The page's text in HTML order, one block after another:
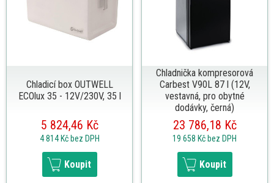
Chladicí box OUTWELL
ECOlux 35 - 12V/230V, 35 l
5 824,46 Kč
4 814 Kč bez DPH
Koupit
Chladnička kompresorová
Carbest V90L 87 l (12V,
vestavná, pro obytné
dodávky, černá)
23 786,18 Kč
19 658 Kč bez DPH
Koupit